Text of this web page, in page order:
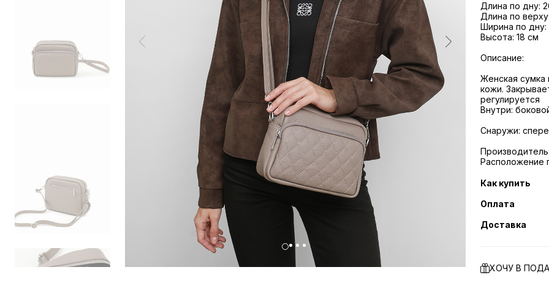
Длина по дну:
Длина по
Ширина по дну:
Высота: 18 см
Описание:
Женская сумка
кожи.
регулируется
Внутри:
Снаружи:
Расположение
Как купить
Оплата
Доставка
ХОЧУ В